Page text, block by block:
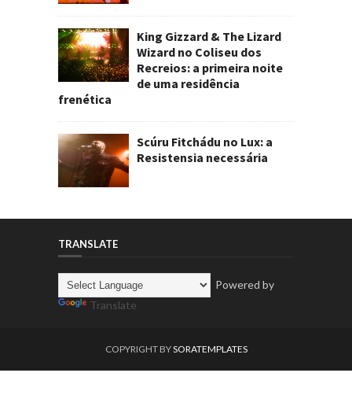
King Gizzard & The Lizard
Wizard no Coliseu dos
Recreios: a primeira noite
de uma residência
frenética
Scúru Fitchádu no Lux: a
Resistensia necessária
TRANSLATE
Powered by
Translate
COPYRIGHT BYSORATEMPLATES